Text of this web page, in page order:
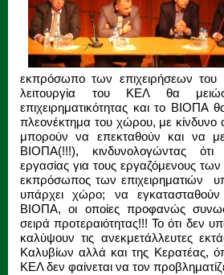
εκπρόσωπο των επιχειρήσεων
λειτουργία του ΚΕΛ θα
επιχειρηματικότητας και το ΒΙΟΠΑ
πλεονέκτημα του χώρου, με κίνδυνο
μπορούν να επεκταθούν και να
ΒΙΟΠΑ(!!!), κινδυνολογώντας
εργασίας για τους εργαζόμενους
εκπρόσωπος των επιχειρηματιών
υπάρχει χώρο; να εγκατασταθούν
ΒΙΟΠΑ, οι οποίες προφανώς
σειρά προτεραιότητας!!! Το ότι δεν
καλύψουν τις ανεκμετάλλευτες
Καλυβίων αλλά και της Κερατέας,
ΚΕΛ δεν φαίνεται να τον